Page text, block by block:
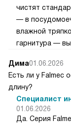
чистят
— в
влажной
гарнитура —
Дима01.06.2026
Есть ли у Falmec
длину?
Специалист
01.06.2026
Да. Серия